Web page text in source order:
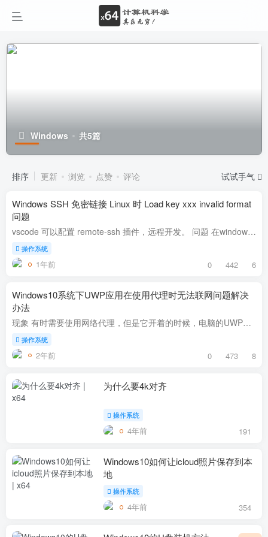
Windows 共5篇
排序 更新 浏览 点赞 评论 试试手气
Windows SSH 免密链接 Linux 时 Load key xxx invalid format
问题
vscode 可以配置 remote-ssh 插件，远程开发。 问题 在windows中使用vsocde时发现免密不生效。 可以在vscode的输出内容中看到这样的报错 Load key "C:\Users\xxx\.ssh\id_rsa": inval...
操作系统
1年前 0 442 6
Windows10系统下UWP应用在使用代理时无法联网问题解决
办法
现象 有时需要使用网络代理，但是它开着的时候，电脑的UWP应用就无法联网,比如Windows商店和天气应用，EXE应用不受影响。关掉代理，UWP应用就可以正常联网了。 原理 所有UWP应用均运行在被称为A...
操作系统
2年前 0 473 8
为什么要4k对齐
操作系统
4年前 191
Windows10如何让icloud照片保存到本
地
操作系统
4年前 354